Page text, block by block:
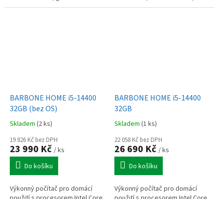
Radeon RX 9070 XT 16GB, Wi-
grafická karta GeForce RTX
BARBONE HOME i5-14400
32GB (bez OS)
Skladem (2 ks)
19 826 Kč bez DPH
23 990 Kč / ks
Do košíku
Výkonný počítač pro domácí
BARBONE HOME i5-14400
32GB
Skladem (1 ks)
22 058 Kč bez DPH
26 690 Kč / ks
Do košíku
Výkonný počítač pro domácí